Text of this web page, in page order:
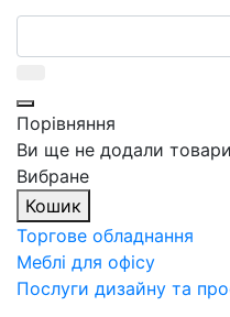
Порівняння
Ви ще не додали
Вибране
Кошик
Торгове обладнання
Меблі для офісу
Послуги дизайну та